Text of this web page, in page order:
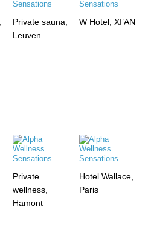
Private sauna,
Leuven
W Hotel, XI’AN
Private
wellness,
Hamont
Hotel Wallace,
Paris